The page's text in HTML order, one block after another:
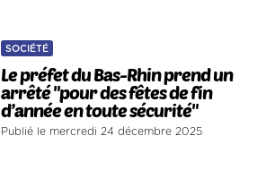
SOCIÉTÉ
Le préfet du Bas-Rhin prend un
arrêté "pour des fêtes de fin
d’année en toute sécurité"
Publié le mercredi 24 décembre 2025